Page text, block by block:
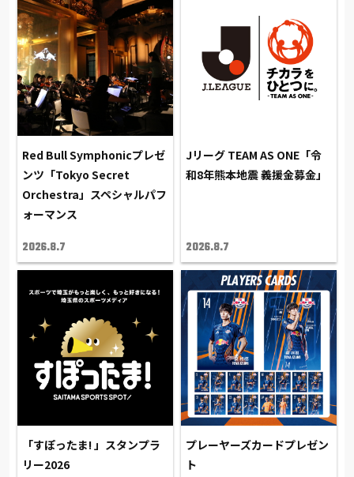
Red Bull Symphonicプレゼ
ンツ「Tokyo Secret
Orchestra」スペシャルパフ
ォーマンス
2026.8.7
Jリーグ TEAM AS ONE「令
和8年熊本地震 義援金募金」
2026.8.7
「すぽったま! 」スタンプラ
リー2026
プレーヤーズカードプレゼン
ト